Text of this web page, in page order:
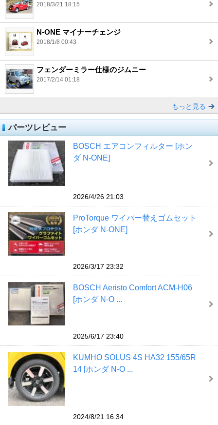
2018/3/21 18:15
N-ONE マイナーチェンジ
2018/1/8 00:43
フェンダーミラー仕様のジムニー
2017/2/14 01:18
もっと見る
パーツレビュー
BOSCH エアコンフィルター [ホン
ダ N-ONE]
2026/4/26 21:03
ProTorque ワイパー替えゴムセット
[ホンダ N-ONE]
2026/3/17 23:32
BOSCH Aeristo Comfort ACM-H06
[ホンダ N-O ...
2025/6/17 23:40
KUMHO SOLUS 4S HA32 155/65R
14 [ホンダ N-O ...
2024/8/21 16:34